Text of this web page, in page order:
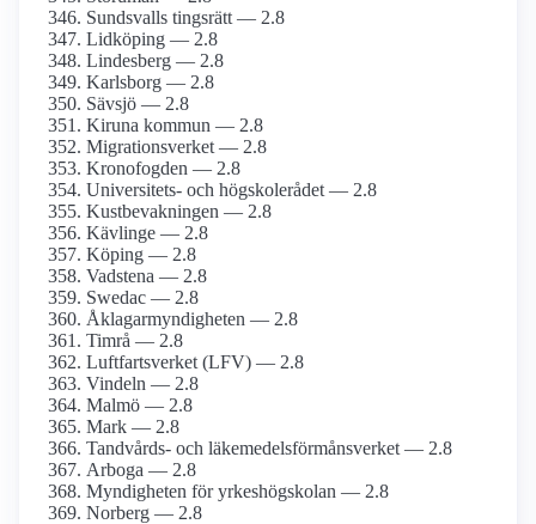
Sundsvalls tingsrätt — 2.8
Lidköping — 2.8
Lindesberg — 2.8
Karlsborg — 2.8
Sävsjö — 2.8
Kiruna kommun — 2.8
Migrationsverket — 2.8
Kronofogden — 2.8
Universitets- och högskolerådet — 2.8
Kustbevakningen — 2.8
Kävlinge — 2.8
Köping — 2.8
Vadstena — 2.8
Swedac — 2.8
Åklagarmyndigheten — 2.8
Timrå — 2.8
Luftfartsverket (LFV) — 2.8
Vindeln — 2.8
Malmö — 2.8
Mark — 2.8
Tandvårds- och läkemedelsförmånsverket — 2.8
Arboga — 2.8
Myndigheten för yrkeshögskolan — 2.8
Norberg — 2.8